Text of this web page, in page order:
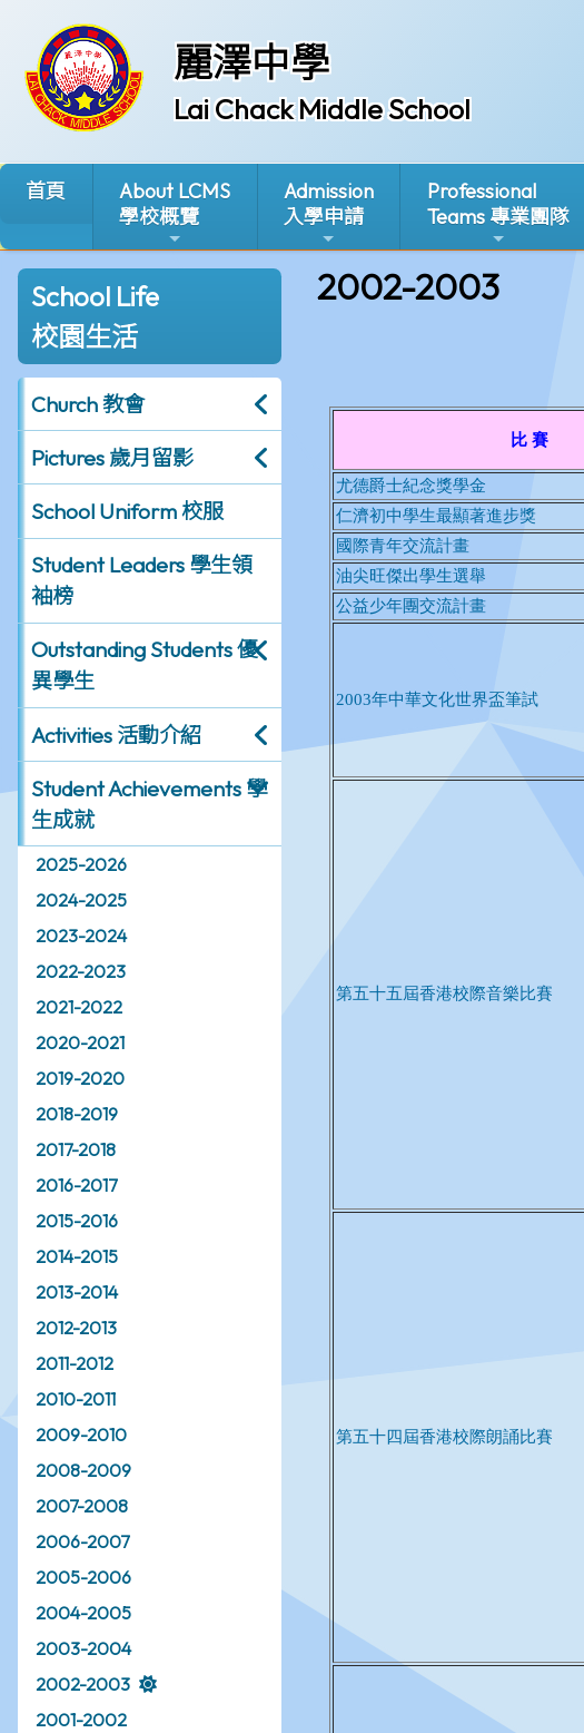
麗澤中學
Lai Chack Middle School
首頁
About LCMS
學校概覽
Admission
入學申請
Professional
Teams 專業團隊
School Life
校園生活
Church 教會
Pictures 歲月留影
School Uniform 校服
Student Leaders 學生領
袖榜
Outstanding Students 優
異學生
Activities 活動介紹
Student Achievements 學
生成就
2025-2026
2024-2025
2023-2024
2022-2023
2021-2022
2020-2021
2019-2020
2018-2019
2017-2018
2016-2017
2015-2016
2014-2015
2013-2014
2012-2013
2011-2012
2010-2011
2009-2010
2008-2009
2007-2008
2006-2007
2005-2006
2004-2005
2003-2004
2002-2003
2001-2002
2002-2003